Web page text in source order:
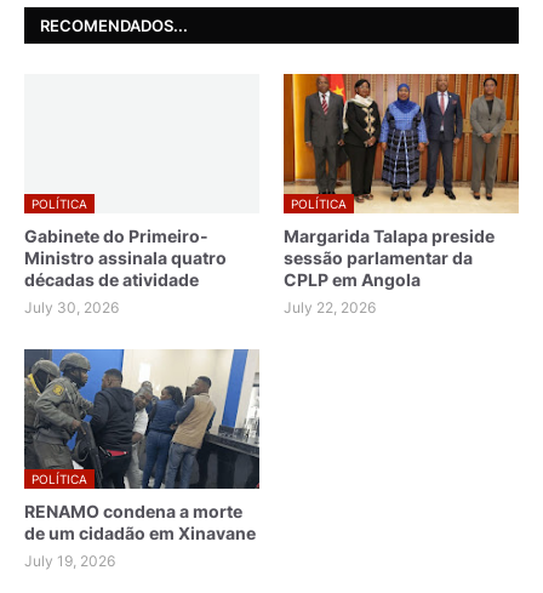
RECOMENDADOS...
POLÍTICA
Gabinete do Primeiro-
Ministro assinala quatro
décadas de atividade
July 30, 2026
POLÍTICA
Margarida Talapa preside
sessão parlamentar da
CPLP em Angola
July 22, 2026
POLÍTICA
RENAMO condena a morte
de um cidadão em Xinavane
July 19, 2026